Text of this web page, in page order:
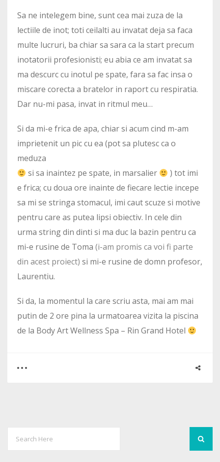
Sa ne intelegem bine, sunt cea mai zuza de la
lectiile de inot; toti ceilalti au invatat deja sa faca
multe lucruri, ba chiar sa sara ca la start precum
inotatorii profesionisti; eu abia ce am invatat sa
ma descurc cu inotul pe spate, fara sa fac insa o
miscare corecta a bratelor in raport cu respiratia.
Dar nu-mi pasa, invat in ritmul meu…
Si da mi-e frica de apa, chiar si acum cind m-am
imprietenit un pic cu ea (pot sa plutesc ca o
meduza
si sa inaintez pe spate, in marsalier
) tot imi
e frica; cu doua ore inainte de fiecare lectie incepe
sa mi se stringa stomacul, imi caut scuze si motive
pentru care as putea lipsi obiectiv. In cele din
urma string din dinti si ma duc la bazin pentru ca
mi-e rusine de Toma (i-am promis ca voi fi parte
din acest proiect) si mi-e rusine de domn profesor,
Laurentiu.
Si da, la momentul la care scriu asta, mai am mai
putin de 2 ore pina la urmatoarea vizita la piscina
de la Body Art Wellness Spa – Rin Grand Hotel